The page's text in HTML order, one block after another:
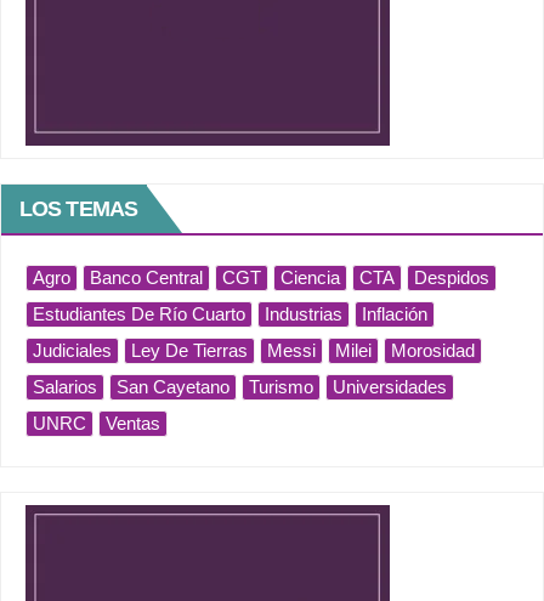
LOS TEMAS
Agro Banco Central CGT Ciencia CTA
Despidos
Estudiantes De Río Cuarto
Industrias
Inflación
Judiciales
Ley De Tierras Messi Milei
Morosidad
Salarios
San Cayetano Turismo
Universidades
UNRC
Ventas